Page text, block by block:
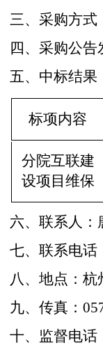
三、采购方式
四、采购公告
五、中标结果
标项内容
分院互联建
设项目维保
六、联系人：
七、联系电话
八、地点：杭
九、传真：
十、监督电话